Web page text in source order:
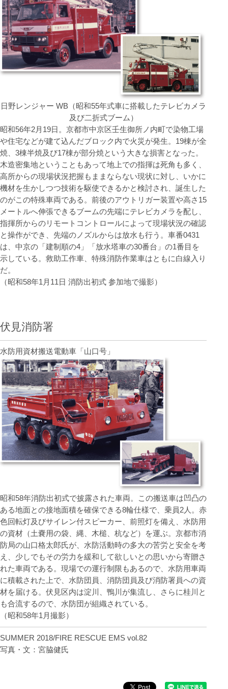
日野レンジャー WB（昭和55年式車に搭載したテレビカメラ
及び二折式ブーム）
昭和56年2月19日。京都市中京区壬生御所ノ内町で染物工場
や住宅などが建て込んだブロック内で火災が発生。19棟が全
焼、3棟半焼及び17棟が部分焼という大きな損害となった。
木造密集地ということもあって地上での指揮は死角も多く、
高所からの現場状況把握もままならない現状に対し、いかに
機材を生かしつつ技術を駆使できるかと検討され、誕生した
のがこの特殊車両である。前後のアウトリガー装置や高さ15
メートルへ伸張できるブームの先端にテレビカメラを配し、
指揮所からのリモートコントロールによって現場状況の確認
と操作ができ、先端のノズルからは放水も行う。車番0431
は、中京の「建制順の4」「放水塔車の30番台」の1番目を
示している。救助工作車、特殊消防作業車はともに白線入り
だ。
（昭和58年1月11日 消防出初式 参加地で撮影）
伏見消防署
水防用資材搬送電動車「山口号」
昭和58年消防出初式で披露された車両。この搬送車は凹凸の
ある地面との接地面積を確保できる8輪仕様で、乗員2人。赤
色回転灯及びサイレン付スピーカー、前照灯を備え、水防用
の資材（土嚢用の袋、縄、木槌、杭など）を運ぶ。京都市消
防局の山口格太郎氏が、水防活動時の多大の苦労と安全を考
え、少しでもその労力を緩和して欲しいとの思いから寄贈さ
れた車両である。現場での運行制限もあるので、水防用車両
に積載された上で、水防団員、消防団員及び消防署員への資
材を届ける。伏見区内は淀川、鴨川が集流し、さらに桂川と
も合流するので、水防団が組織されている。
（昭和58年1月撮影）
SUMMER 2018/FIRE RESCUE EMS vol.82
写真・文：宮脇健氏